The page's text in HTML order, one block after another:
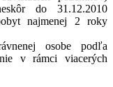
do 31.12.2010
najmenej 2 roky
osobe podľa
v rámci viacerých